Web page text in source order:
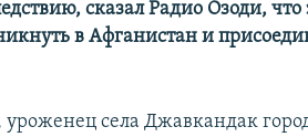
сказал Радио Озоди,
в Афганистан и
села Джавкандак